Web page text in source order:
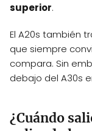
superior.
El A20s también
que siempre
compara. Sin
debajo del A30s
¿Cuándo